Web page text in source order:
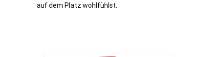
auf dem Platz wohlfühlst.